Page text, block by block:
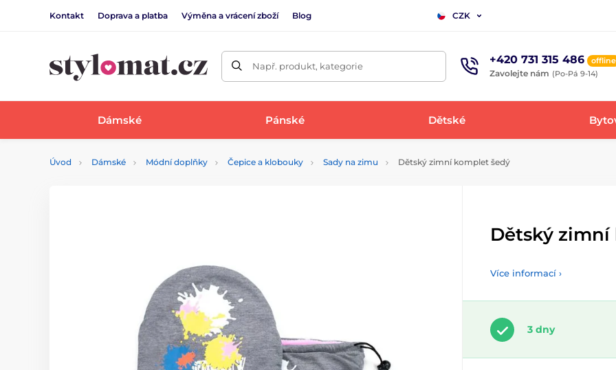
Kontakt Doprava a platba Výměna a vrácení zboží Blog CZK
Např. produkt, kategorie +420 731 315 486 offline
Zavolejte nám (Po-Pá 9-14)
Dámské Pánské Dětské
Úvod Dámské Módní doplňky Čepice a klobouky Sady na zimu Dětský zimní komplet šedý
Dětský
Více informací ›
3 dny